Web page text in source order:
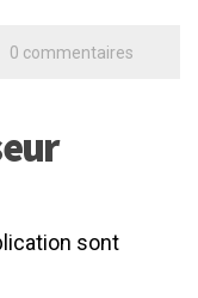
0 commentaires
sont